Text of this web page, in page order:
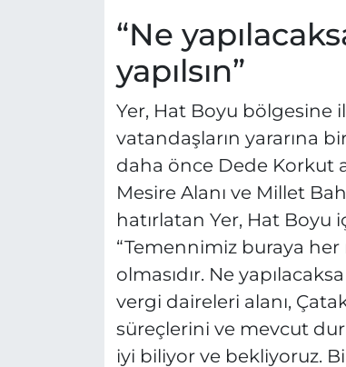
“Ne
yapılsın”
Yer, Hat Boyu
vatandaşların yararına
daha önce Dede Korkut
Mesire Alanı ve Millet
hatırlatan Yer, Hat Boyu
“Temennimiz buraya
olmasıdır. Ne
vergi daireleri alanı,
süreçlerini ve mevcut
iyi biliyor ve bekliyoruz.